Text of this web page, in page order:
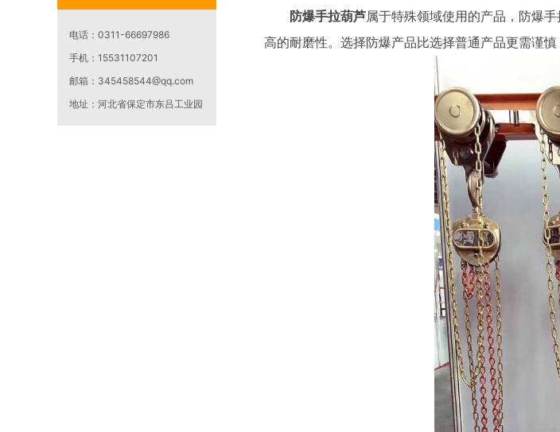
电话： 0311-66697986
手机： 15531107201
邮箱： 345458544@qq.com
地址： 河北省保定市东吕工业园
防爆手拉葫芦属于特殊领域使用的产品，防爆
高的耐磨性。选择防爆产品比选择普通产品更需谨